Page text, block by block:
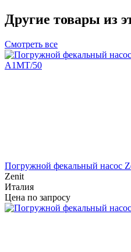
Другие товары из
Смотреть все
Погружной фекальный насос
Zenit
Италия
Цена по запросу